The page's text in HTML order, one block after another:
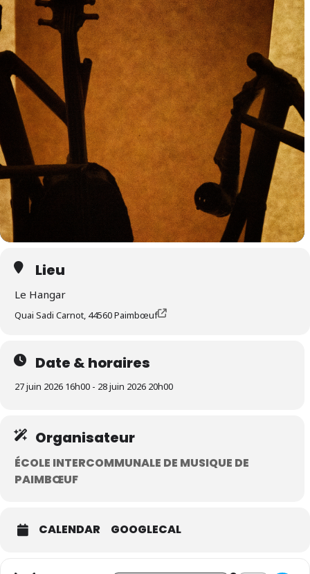
Lieu
Le Hangar
Quai Sadi Carnot, 44560 Paimbœuf
Date & horaires
27 juin 2026 16h00 - 28 juin 2026 20h00
Organisateur
ÉCOLE INTERCOMMUNALE DE MUSIQUE DE
PAIMBŒUF
CALENDAR GOOGLECAL